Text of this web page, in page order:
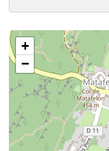
+
−